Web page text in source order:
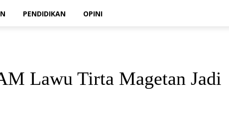
PENDIDIKAN OPINI
Lawu Tirta Magetan Jadi